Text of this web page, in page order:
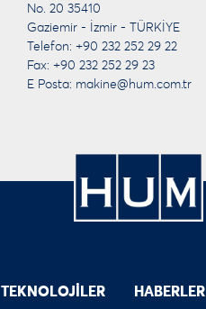
No. 20 35410
Gaziemir - İzmir - TÜRKİYE
Telefon: +90 232 252 29 22
Fax: +90 232 252 29 23
E Posta: makine@hum.com.tr
TEKNOLOJİLER HABERLER